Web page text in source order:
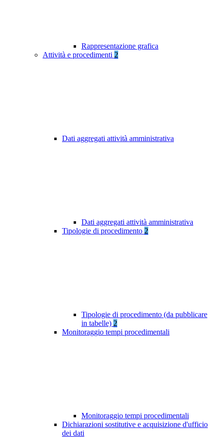
Rappresentazione grafica
Attività e procedimenti 2
Dati aggregati attività amministrativa
Dati aggregati attività amministrativa
Tipologie di procedimento 2
Tipologie di procedimento (da pubblicare
in tabelle) 2
Monitoraggio tempi procedimentali
Monitoraggio tempi procedimentali
Dichiarazioni sostitutive e acquisizione d'ufficio
dei dati